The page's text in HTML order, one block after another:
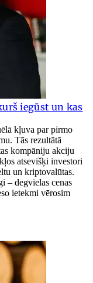
iegūst un kas
kļuva par pirmo
Tās rezultātā
kompāniju akciju
atsevišķi investori
un kriptovalūtas.
– degvielas cenas
ietekmi vērosim